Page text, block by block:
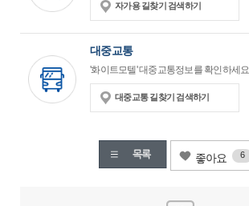
자가용 길찾기 검색하기
대중교통
'화이트모텔' 대중교통정보를 확인하세요
대중교통 길찾기 검색하기
좋아요 6